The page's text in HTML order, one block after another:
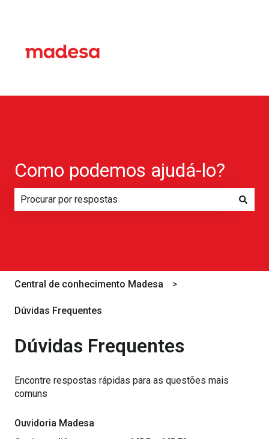
Como podemos ajudá-lo?
Central de conhecimento Madesa
Dúvidas Frequentes
Dúvidas Frequentes
Encontre respostas rápidas para as questões mais
comuns
Ouvidoria Madesa